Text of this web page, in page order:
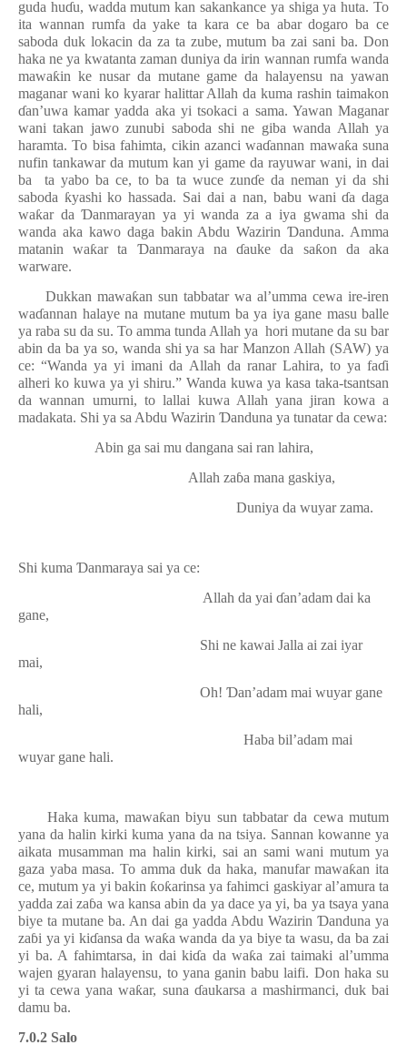
guda huɗu, wadda mutum kan sakankance ya shiga ya huta. To
ita wannan rumfa da yake ta kara ce ba abar dogaro ba ce
saboda duk lokacin da za ta zube, mutum ba zai sani ba. Don
haka ne ya kwatanta zaman duniya da irin wannan rumfa wanda
mawaƙin ke nusar da mutane game da halayensu na yawan
maganar wani ko kyarar halittar Allah da kuma rashin taimakon
ɗan’uwa kamar yadda aka yi tsokaci a sama. Yawan Maganar
wani takan jawo zunubi saboda shi ne giba wanda Allah ya
haramta. To bisa fahimta, cikin azanci waɗannan mawaƙa suna
nufin tankawar da mutum kan yi game da rayuwar wani, in dai
ba
ta yabo ba ce, to ba ta wuce zunɗe da neman yi da shi
saboda ƙyashi ko hassada. Sai dai a nan, babu waniɗa daga
waƙar daƊanmarayan ya yi wanda za a iya gwama shi da
wanda aka kawo daga bakin Abdu WazirinƊanduna. Amma
matanin waƙar ta Ɗanmaraya naɗauke da saƙon da aka
warware.
Dukkan mawaƙan sun tabbatar wa al’umma cewa ire-iren
waɗannan halaye na mutane mutum ba ya iya gane masu balle
ya raba su da su. To amma tunda Allah ya hori mutane da su bar
abin da ba ya so, wanda shi ya sa har Manzon Allah (SAW) ya
ce: “Wanda ya yi imani da Allah da ranar Lahira, to ya faɗi
alheri ko kuwa ya yi shiru.” Wanda kuwa ya kasa taka-tsantsan
da wannan umurni, to lallai kuwa Allah yana jiran kowa a
madakata. Shi ya sa Abdu Wazirin Ɗanduna ya tunatar da cewa:
Abin ga sai mu dangana sai ran lahira,
Allah zaɓa mana gaskiya,
Duniya da wuyar zama.
Shi kuma Ɗanmaraya sai ya ce:
Allah da yai ɗan’adam dai ka
gane,
Shi ne kawai Jalla ai zai iyar
mai,
Oh! Ɗan’adam mai wuyar gane
hali,
Haba bil’adam mai
wuyar gane hali.
Haka kuma, mawaƙan biyu sun tabbatar da cewa mutum
yana da halin kirki kuma yana da na tsiya. Sannan kowanne ya
aikata musamman ma halin kirki, sai an sami wani mutum ya
gaza yaba masa. To amma duk da haka, manufar mawaƙan ita
ce, mutum ya yi bakin ƙoƙarinsa ya fahimci gaskiyar al’amura ta
yadda zai zaɓa wa kansa abin da ya dace ya yi, ba ya tsaya yana
biye ta mutane ba. An dai ga yadda Abdu Wazirin Ɗanduna ya
zaɓi ya yi kiɗansa da waƙa wanda da ya biye ta wasu, da ba zai
yi ba. A fahimtarsa, in dai kiɗa da waƙa zai taimaki al’umma
wajen gyaran halayensu, to yana ganin babu laifi. Don haka su
yi ta cewa yana waƙar, suna ɗaukarsa a mashirmanci, duk bai
damu ba.
7.0.2 Salo